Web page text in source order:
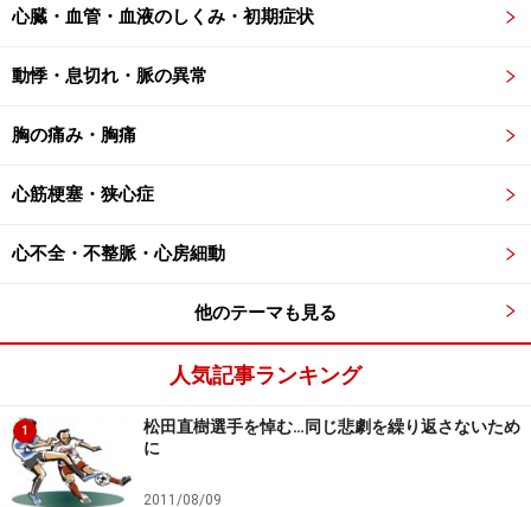
を手前からくみ出す(拡張機能)いわば吸い上げポンプとして
収縮機能不全では心臓が血液を全身や肺へ十分に送れな
くなるために障害が起こります。全身に血液を十分送れ
の余分な水分や塩分や老廃物を体外へ排出できにくくな
ります。
拡張機能不全では心臓とくに心室が次に送る血液を心房
からうまく汲み上げることができず、心房にうっ血が起
収縮不全と拡張不全が同時に起こることもよくありま
す。
心臓・血管・血液のしくみ・初期症状
動悸・息切れ・脈の異常
胸の痛み・胸痛
心筋梗塞・狭心症
心不全・不整脈・心房細動
他のテーマも見る
人気記事ランキング
1
松田直樹選手を悼む…同じ悲劇を繰り返さないため
に
2011/08/09